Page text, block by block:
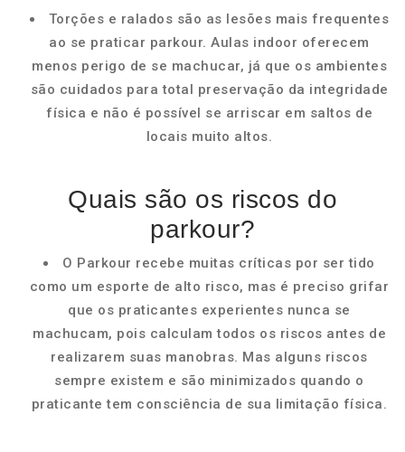
Torções e ralados são as lesões mais frequentes
ao se praticar parkour. Aulas indoor oferecem
menos perigo de se machucar, já que os ambientes
são cuidados para total preservação da integridade
física e não é possível se arriscar em saltos de
locais muito altos.
Quais são os riscos do
parkour?
O Parkour recebe muitas críticas por ser tido
como um esporte de alto risco, mas é preciso grifar
que os praticantes experientes nunca se
machucam, pois calculam todos os riscos antes de
realizarem suas manobras. Mas alguns riscos
sempre existem e são minimizados quando o
praticante tem consciência de sua limitação física.